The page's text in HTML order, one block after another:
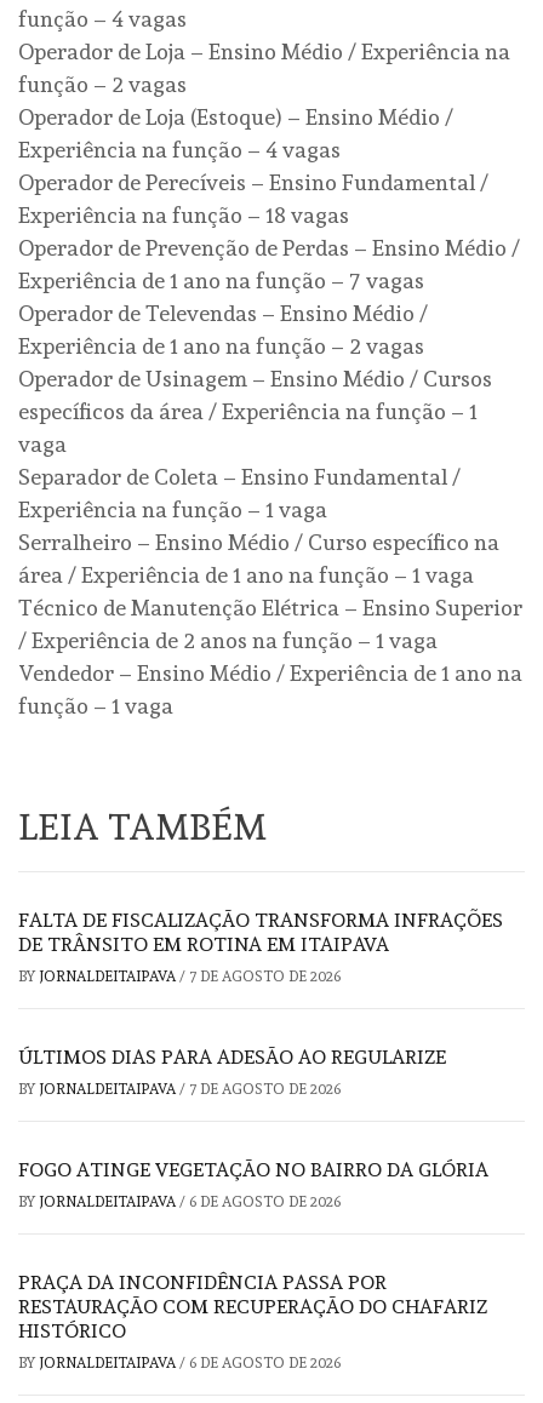
função – 4 vagas
Operador de Loja – Ensino Médio / Experiência na
função – 2 vagas
Operador de Loja (Estoque) – Ensino Médio /
Experiência na função – 4 vagas
Operador de Perecíveis – Ensino Fundamental /
Experiência na função – 18 vagas
Operador de Prevenção de Perdas – Ensino Médio /
Experiência de 1 ano na função – 7 vagas
Operador de Televendas – Ensino Médio /
Experiência de 1 ano na função – 2 vagas
Operador de Usinagem – Ensino Médio / Cursos
específicos da área / Experiência na função – 1
vaga
Separador de Coleta – Ensino Fundamental /
Experiência na função – 1 vaga
Serralheiro – Ensino Médio / Curso específico na
área / Experiência de 1 ano na função – 1 vaga
Técnico de Manutenção Elétrica – Ensino Superior
/ Experiência de 2 anos na função – 1 vaga
Vendedor – Ensino Médio / Experiência de 1 ano na
função – 1 vaga
LEIA TAMBÉM
FALTA DE FISCALIZAÇÃO TRANSFORMA INFRAÇÕES
DE TRÂNSITO EM ROTINA EM ITAIPAVA
BY JORNALDEITAIPAVA / 7 DE AGOSTO DE 2026
ÚLTIMOS DIAS PARA ADESÃO AO REGULARIZE
BY JORNALDEITAIPAVA / 7 DE AGOSTO DE 2026
FOGO ATINGE VEGETAÇÃO NO BAIRRO DA GLÓRIA
BY JORNALDEITAIPAVA / 6 DE AGOSTO DE 2026
PRAÇA DA INCONFIDÊNCIA PASSA POR
RESTAURAÇÃO COM RECUPERAÇÃO DO CHAFARIZ
HISTÓRICO
BY JORNALDEITAIPAVA / 6 DE AGOSTO DE 2026